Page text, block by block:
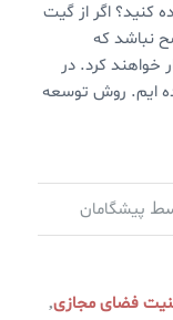
اگر از گیت
نباشد که
خواهند کرد. در
ایم. روش توسعه
پیشگامان
فضای مجازی,